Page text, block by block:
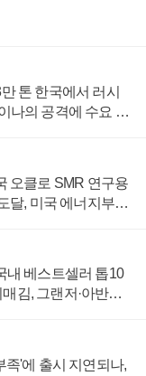
톤 한국에서 러시
나의 공격에 수요 늘
오클로 SMR 연구용
달, 미국 에너지부
내 베스트셀러 톱10
김, 그랜저·아반떼
족'에 출시 지연되나,